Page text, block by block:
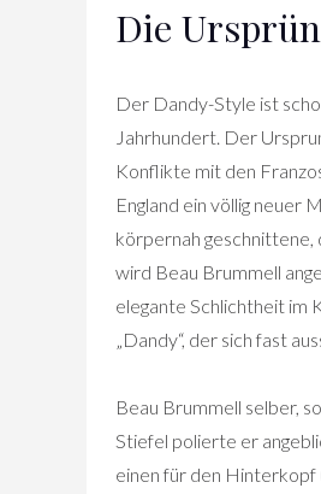
Die
Der Dandy-Style ist
Jahrhundert. Der
Konflikte mit den
England ein völlig neuer
körpernah
wird Beau Brummell
elegante Schlichtheit im
„Dandy“, der sich fast
Beau Brummell selber,
Stiefel polierte er
einen für den Hinterkopf